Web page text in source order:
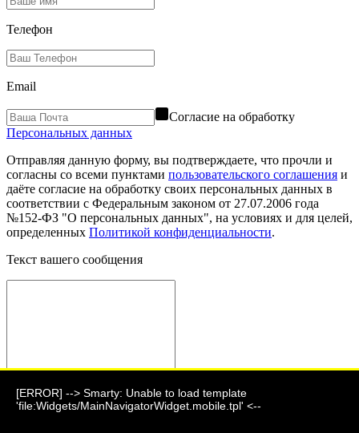
[ERROR] --> Smarty: Unable to load template
'file:Widgets/MainNavigatorWidget.mobile.tpl' <--
Телефон
Email
Согласие на обработку
Персональных данных
Отправляя данную форму, вы подтверждаете, что прочли и
согласны со всеми пунктами пользовательского соглашения и
даёте согласие на обработку своих персональных данных в
соответствии с Федеральным законом от 27.07.2006 года
№152-ФЗ "О персональных данных", на условиях и для целей,
определенных Политикой конфиденциальности.
Текст вашего сообщения
Отправить сообщение